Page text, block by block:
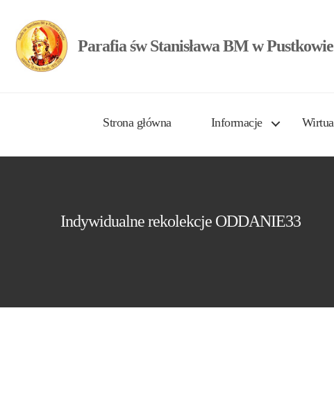
Parafia św Stanisława BM w
Strona główna Informacje
Indywidualne rekolekcje ODDANIE33